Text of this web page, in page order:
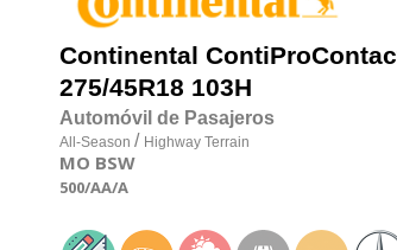
Continental
275/45R18 103H
Automóvil de Pasajeros
All-Season / Highway Terrain
MO BSW
500/AA/A